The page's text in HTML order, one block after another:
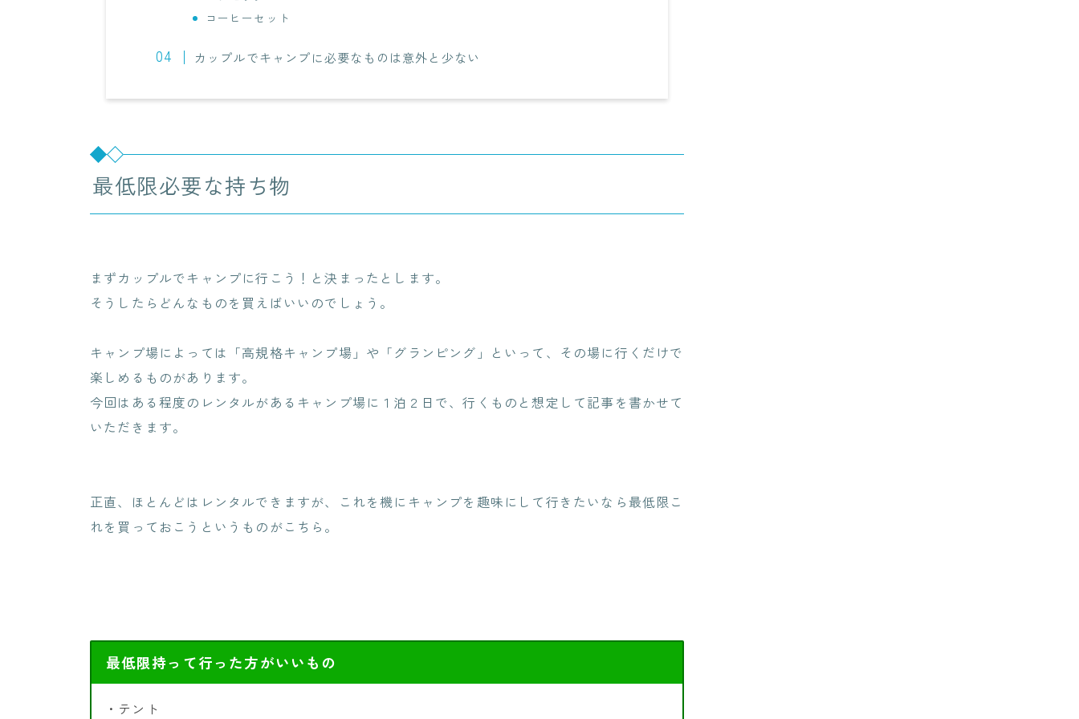
コーヒーセット
カップルでキャンプに必要なものは意外と少ない
最低限必要な持ち物
まずカップルでキャンプに行こう！と決まったとします。
そうしたらどんなものを買えばいいのでしょう。
キャンプ場によっては「高規格キャンプ場」や「グランピング」といって、その場に行くだけで
楽しめるものがあります。
今回はある程度のレンタルがあるキャンプ場に１泊２日で、行くものと想定して記事を書かせて
いただきます。
正直、ほとんどはレンタルできますが、これを機にキャンプを趣味にして行きたいなら最低限こ
れを買っておこうというものがこちら。
最低限持って行った方がいいもの
・テント